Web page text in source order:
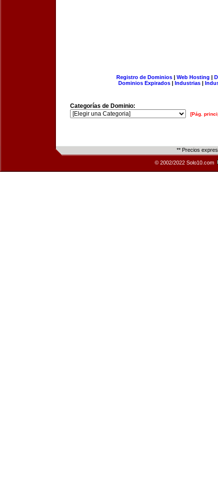
Registro de Dominios| Web Hosting |
Dominios Expirados | Industrias |
Categorías de Dominio:
[Pág.
** Precios
© 2002/2022 Solo10.com